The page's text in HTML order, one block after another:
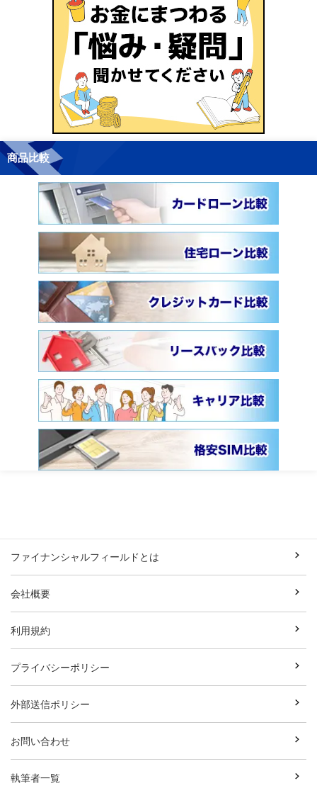
商品比較
ファイナンシャルフィールドとは
会社概要
利用規約
プライバシーポリシー
外部送信ポリシー
お問い合わせ
執筆者一覧